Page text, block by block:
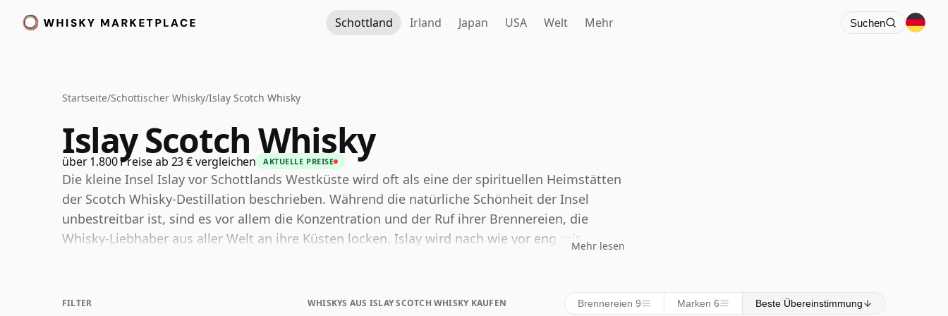
Schottland Irland Japan USA Welt Mehr Suchen
Startseite/Schottischer Whisky/Islay Scotch Whisky
Islay Scotch Whisky
über 1.800 Preise ab 23 € vergleichen AKTUELLE PREISE
Die kleine Insel Islay vor Schottlands Westküste wird oft als eine der spirituellen Heimstätten
der Scotch Whisky-Destillation beschrieben. Während die natürliche Schönheit der Insel
unbestreitbar ist, sind es vor allem die Konzentration und der Ruf ihrer Brennereien, die
Whisky-Liebhaber aus aller Welt an ihre Küsten locken. Islay wird nach wie vor eng mit
als Heimat von acht Brennereien ist heute nicht mehr zutreffend: Die Insel hat mittlerweile
Mehr lesen
WHISKYS AUS ISLAY SCOTCH WHISKY KAUFEN Brennereien 9 Marken 6 Beste Übereinstimmung
FILTER